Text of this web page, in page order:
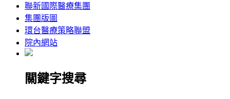
聯新國際醫療集團
集團版圖
環台醫療策略聯盟
院內網站
關鍵字搜尋